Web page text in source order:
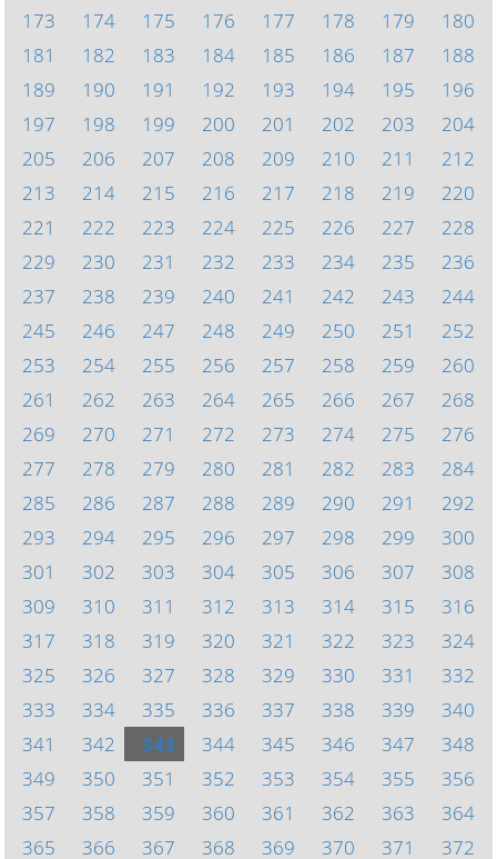
173
174 175 176 177 178 179
180
181
182 183 184 185 186 187
188
189
190 191 192 193 194 195
196
197
198 199 200 201 202 203
204
205
206 207 208 209 210 211
212
213
214 215 216 217 218 219
220
221
222 223 224 225 226 227
228
229
230 231 232 233 234 235
236
237
238 239 240 241 242 243
244
245
246 247 248 249 250 251
252
253
254 255 256 257 258 259
260
261
262 263 264 265 266 267
268
269
270 271 272 273 274 275
276
277
278 279 280 281 282 283
284
285
286 287 288 289 290 291
292
293
294 295 296 297 298 299
300
301
302 303 304 305 306 307
308
309
310 311 312 313 314 315
316
317
318 319 320 321 322 323
324
325
326 327 328 329 330 331
332
333
334 335 336 337 338 339
340
341
342 343 344 345 346 347
348
349
350 351 352 353 354 355
356
357
358 359 360 361 362 363
364
365
366 367 368 369 370 371 372